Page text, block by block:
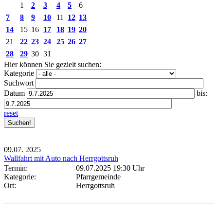
1
2 3 4 5
6
7
8 9 10 11 12 13
14
15 16 17 18 19 20
21
22 23 24 25 26 27
28
29 30 31
Hier können Sie gezielt suchen:
Kategorie
Suchwort
Datum
bis:
reset
09.07. 2025
Wallfahrt mit Auto nach Herrgottsruh
Termin:
09.07.2025 19:30 Uhr
Kategorie:
Pfarrgemeinde
Ort:
Herrgottsruh